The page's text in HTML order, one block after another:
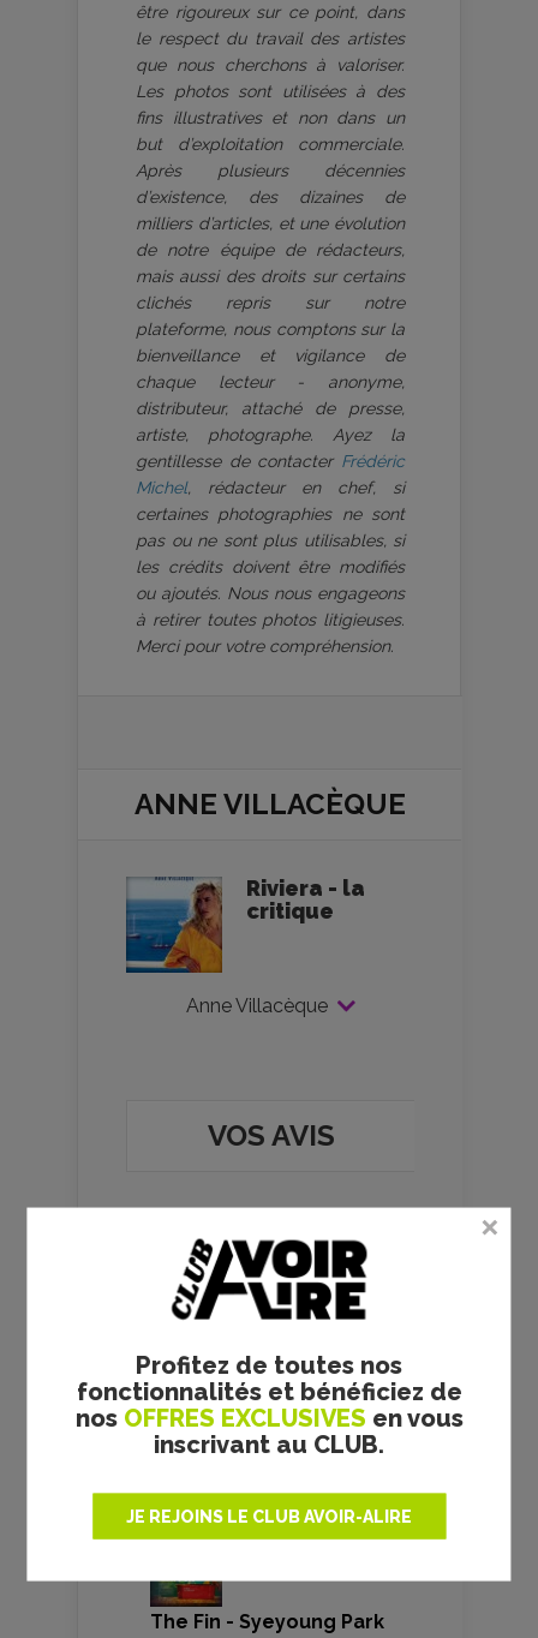
Profitez de toutes nos
fonctionnalités et bénéficiez de
nos OFFRES EXCLUSIVES en vous
inscrivant au CLUB.
JE REJOINS LE CLUB AVOIR-ALIRE
être rigoureux sur ce point, dans
le respect du travail des artistes
que nous cherchons à valoriser.
Les photos sont utilisées à des
fins illustratives et non dans un
but d’exploitation commerciale.
Après plusieurs décennies
d’existence, des dizaines de
milliers d’articles, et une évolution
de notre équipe de rédacteurs,
mais aussi des droits sur certains
clichés repris sur notre
plateforme, nous comptons sur la
bienveillance et vigilance de
chaque lecteur - anonyme,
distributeur, attaché de presse,
artiste, photographe. Ayez la
gentillesse de contacter Frédéric
Michel, rédacteur en chef, si
certaines photographies ne sont
pas ou ne sont plus utilisables, si
les crédits doivent être modifiés
ou ajoutés. Nous nous engageons
à retirer toutes photos litigieuses.
Merci pour votre compréhension.
ANNE VILLACÈQUE
Riviera - la
critique
Anne Villacèque
VOS AVIS
Lanero Zamora -
critique de la novella
Le22 juillet 2026par
Fetuque
The Fin - Syeyoung Park